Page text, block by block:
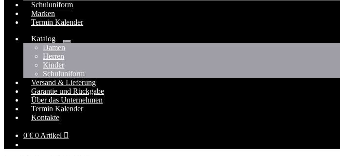
Schuluniform
Marken
Termin Kalender
Katalog
Untermenü
Damen
Herren
Kinder
Schuluniform
Versand & Lieferung
Garantie und Rückgabe
Über das Unternehmen
Termin Kalender
Kontakte
0 € 0 Artikel